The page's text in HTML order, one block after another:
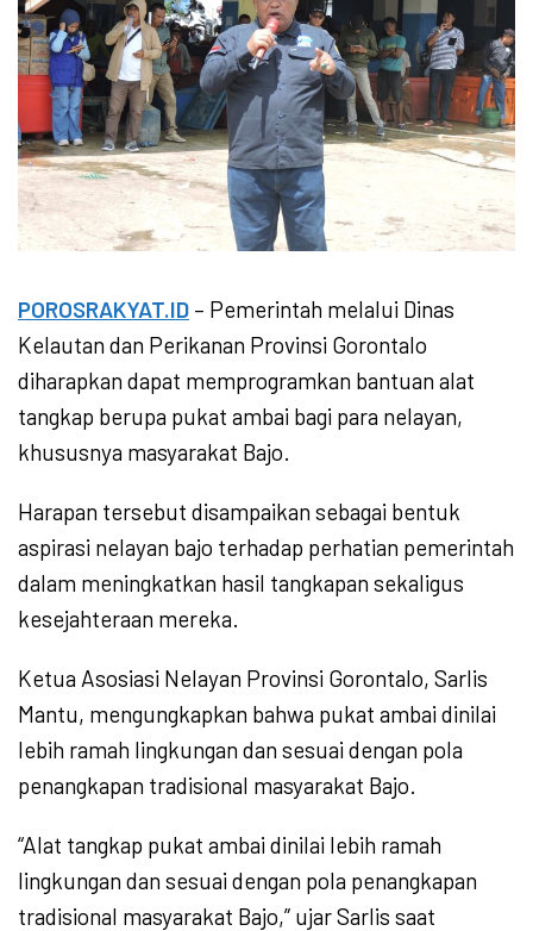
POROSRAKYAT.ID – Pemerintah melalui Dinas
Kelautan dan Perikanan Provinsi Gorontalo
diharapkan dapat memprogramkan bantuan alat
tangkap berupa pukat ambai bagi para nelayan,
khususnya masyarakat Bajo.
Harapan tersebut disampaikan sebagai bentuk
aspirasi nelayan bajo terhadap perhatian pemerintah
dalam meningkatkan hasil tangkapan sekaligus
kesejahteraan mereka.
Ketua Asosiasi Nelayan Provinsi Gorontalo, Sarlis
Mantu, mengungkapkan bahwa pukat ambai dinilai
lebih ramah lingkungan dan sesuai dengan pola
penangkapan tradisional masyarakat Bajo.
“Alat tangkap pukat ambai dinilai lebih ramah
lingkungan dan sesuai dengan pola penangkapan
tradisional masyarakat Bajo,” ujar Sarlis saat